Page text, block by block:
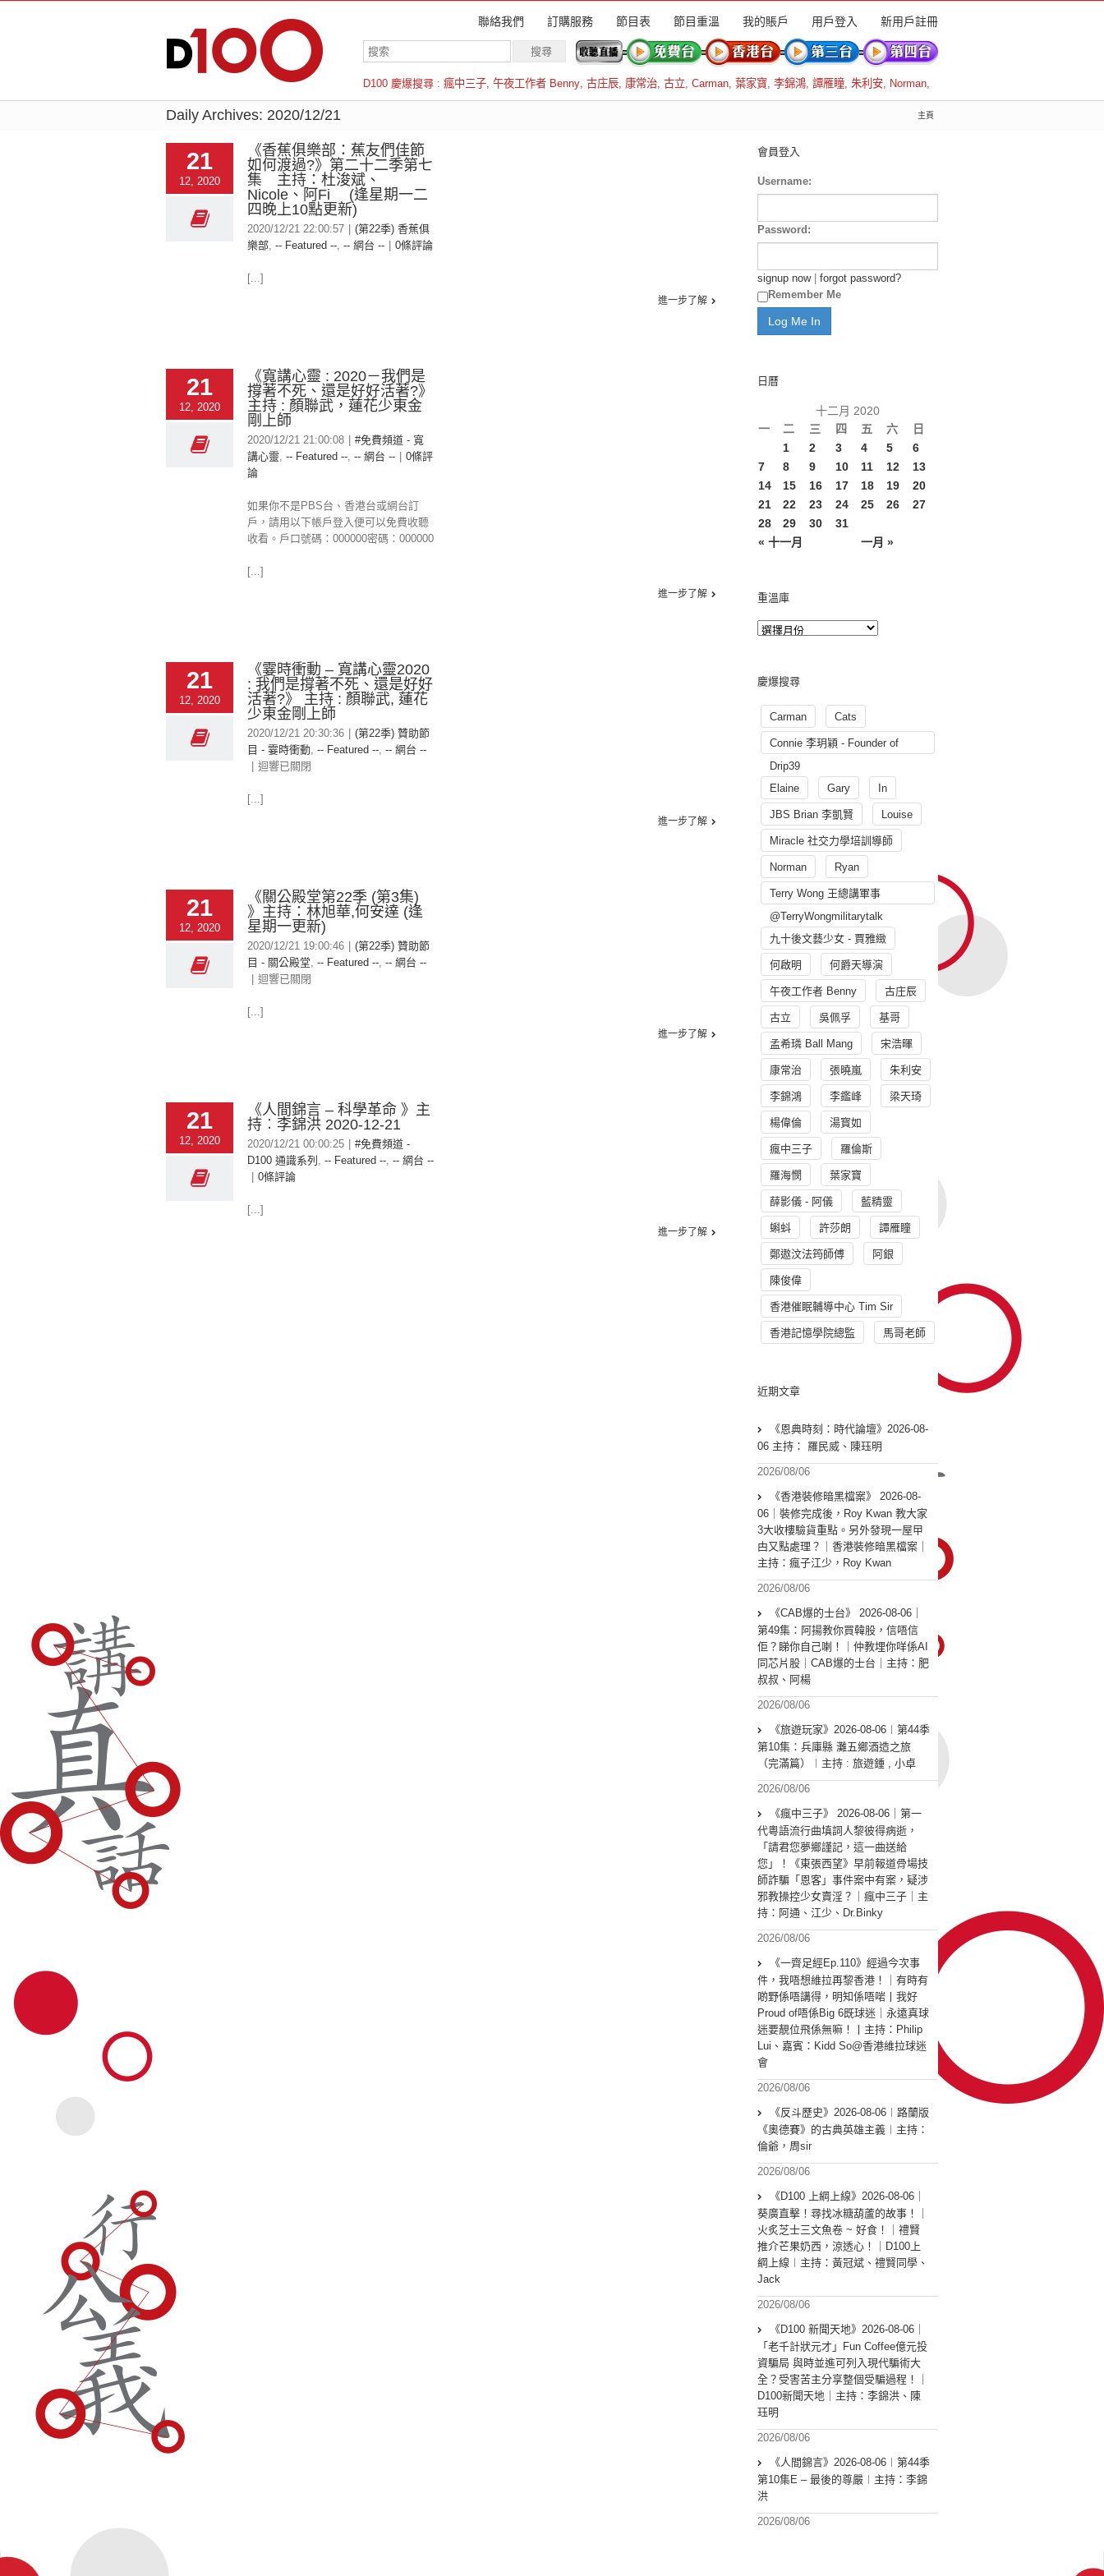
聯絡我們 訂購服務 節目表 節目重溫 我的賬戶 用戶登入 新用戶註冊
D100 慶爆搜尋 : 瘋中三子, 午夜工作者 Benny, 古庄辰, 康常治, 古立, Carman, 葉家寶, 李錦鴻, 譚雁瞳, 朱利安, Norman,
羅倫斯
Daily Archives: 2020/12/21 主頁
21
12, 2020
《香蕉俱樂部：蕉友們佳節
如何渡過?》第二十二季第七
集 主持：杜浚斌、
Nicole、阿Fi (逢星期一二
四晚上10點更新)
2020/12/21 22:00:57
(第22季) 香蕉俱
樂部, -- Featured --, -- 網台 -- 0條評論
[...]
進一步了解
21
12, 2020
《寬講心靈 : 2020－我們是
撐著不死、還是好好活著?》
主持 : 顏聯武，蓮花少東金
剛上師
2020/12/21 21:00:08
#免費頻道 - 寬
講心靈, -- Featured --, -- 網台 --
0條評
論
如果你不是PBS台、香港台或網台訂
戶，請用以下帳戶登入便可以免費收聽
收看。戶口號碼：000000密碼：000000
[...]
進一步了解
21
12, 2020
《霎時衝動 – 寬講心靈2020
: 我們是撐著不死、還是好好
活著?》 主持 : 顏聯武, 蓮花
少東金剛上師
2020/12/21 20:30:36
(第22季) 贊助節
目 - 霎時衝動, -- Featured --, -- 網台 --
迴響已關閉
[...]
進一步了解
21
12, 2020
《關公殿堂第22季 (第3集)
》主持：林旭華,何安達 (逢
星期一更新)
2020/12/21 19:00:46
(第22季) 贊助節
目 - 關公殿堂, -- Featured --, -- 網台 --
迴響已關閉
[...]
進一步了解
21
12, 2020
《人間錦言 – 科學革命 》主
持︰李錦洪 2020-12-21
2020/12/21 00:00:25
#免費頻道 -
D100 通識系列 , -- Featured --, -- 網台 --
0條評論
[...]
進一步了解
會員登入
Username:
Password:
signup now| forgot password?
Remember Me
日曆
十二月 2020
一
二 三 四 五 六 日
« 十一月 一月 »
1 2 3 4 5
6
7
8 9 10 11 12
13
14
15 16 17 18 19
20
21
22 23 24 25 26
27
28
29 30 31
重溫庫
慶爆搜尋
Carman Cats
Connie 李玥穎 - Founder of
Drip39
Elaine
Gary In
JBS Brian 李凱賢 Louise
Miracle 社交力學培訓導師
Norman Ryan
Terry Wong 王總講軍事
@TerryWongmilitarytalk
九十後文藝少女 - 賈雅緻
何啟明 何爵天導演
午夜工作者 Benny 古庄辰
古立 吳佩孚 基哥
孟希璘 Ball Mang 宋浩暉
康常治 張曉嵐 朱利安
李錦鴻 李鑑峰 梁天琦
楊偉倫 湯寳如
瘋中三子 羅倫斯
羅海憫 葉家寶
薛影儀 - 阿儀 藍精靈
蝌蚪 許莎朗 譚雁瞳
鄭遨汶法筠師傅 阿銀
陳俊偉
香港催眠輔導中心 Tim Sir
香港記憶學院總監 馬哥老師
近期文章
《恩典時刻：時代論壇》2026-08-
06 主持： 羅民威、陳珏明
2026/08/06
《香港裝修暗黑檔案》 2026-08-
06｜裝修完成後，Roy Kwan 教大家
3大收樓驗貨重點。另外發現一屋曱
甴又點處理？｜香港裝修暗黑檔案｜
主持：瘋子江少，Roy Kwan
2026/08/06
《CAB爆的士台》 2026-08-06｜
第49集：阿揚教你買韓股，信唔信
佢？睇你自己喇！｜仲教埋你咩係AI
同芯片股｜CAB爆的士台｜主持：肥
叔叔、阿楊
2026/08/06
《旅遊玩家》2026-08-06︱第44季
第10集：兵庫縣 灘五鄉酒造之旅
（完滿篇）︱主持 : 旅遊鍾 , 小卓
2026/08/06
《瘋中三子》 2026-08-06｜第一
代粵語流行曲填詞人黎彼得病逝，
「請君您夢鄉謹記，這一曲送給
您」！《東張西望》早前報道骨場技
師詐騙「恩客」事件案中有案，疑涉
邪教操控少女賣淫？｜瘋中三子｜主
持：阿通、江少、Dr.Binky
2026/08/06
《一齊足經Ep.110》經過今次事
件，我唔想維拉再黎香港！｜有時有
啲野係唔講得，明知係唔啱丨我好
Proud of唔係Big 6既球迷｜永遠真球
迷要靚位飛係無嘛！丨主持：Philip
Lui、嘉賓：Kidd So@香港維拉球迷
會
2026/08/06
《反斗歷史》2026-08-06︱路蘭版
《奧德賽》的古典英雄主義︱主持：
倫爺，周sir
2026/08/06
《D100 上綱上線》2026-08-06｜
葵廣直擊！尋找冰糖葫蘆的故事！｜
火炙芝士三文魚卷 ~ 好食！｜禮賢
推介芒果奶西，涼透心！｜D100上
綱上線︱主持：黃冠斌、禮賢同學、
Jack
2026/08/06
《D100 新聞天地》2026-08-06｜
「老千計狀元才」Fun Coffee億元投
資騙局 與時並進可列入現代騙術大
全？受害苦主分享整個受騙過程！｜
D100新聞天地｜主持：李錦洪、陳
珏明
2026/08/06
《人間錦言》2026-08-06︱第44季
第10集E – 最後的尊嚴︱主持：李錦
洪
2026/08/06